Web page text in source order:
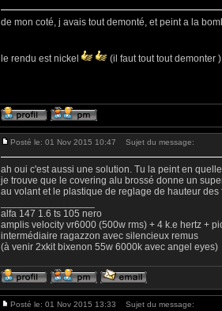
de mon coté, j avais tout demonté, et peint a la
le rendu est nickel (il faut tout tout demonter
Posté le: 01 Nov 2015 10:47 Sujet du message:
ah oui c'est aussi une solution. Tu la peint en
je trouve que le covering alu brossé donne un
au volant et le plastique de reglage de hauteur
alfa 147 1.6 ts 105 nero
amplis velocity vr6000 (500w rms) + 4 k.e hertz +
intermédiaire ragazzon avec silencieux remus
(à venir 2xkit bixenon 55w 6000k avec angel eyes)
Posté le: 01 Nov 2015 13:33 Sujet du message: